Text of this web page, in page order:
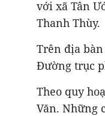
với xã Tân
Thanh Thùy.
Trên địa
Đường trục
Theo quy
Văn. Những